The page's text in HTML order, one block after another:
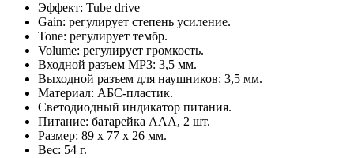
Эффект: Tube drive
Gain: регулирует степень усиление.
Tone: регулирует тембр.
Volume: регулирует громкость.
Входной разъем MP3: 3,5 мм.
Выходной разъем для наушников: 3,5 мм.
Материал: АБС-пластик.
Светодиодный индикатор питания.
Питание: батарейка ААА, 2 шт.
Размер: 89 х 77 х 26 мм.
Вес: 54 г.